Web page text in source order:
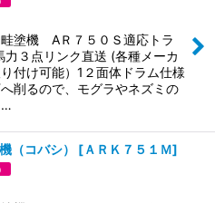
込む
塗機 AＲ７５０Ｓ適応トラ
３点リンク直送 (各種メーカ
付け可能）1２面体ドラム仕様
削るので、モグラやネズミの
…
（コバシ） [ＡＲＫ７５１Ｍ]